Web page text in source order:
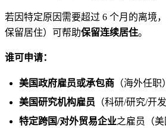
若因特定原因需要超过 6 个月的离境，
保留居住）可帮助保留连续居住。
谁可申请：
美国政府雇员或承包商 （海外任职）
美国研究机构雇员 （科研/研究/开
特定跨国/对外贸易企业之雇员（